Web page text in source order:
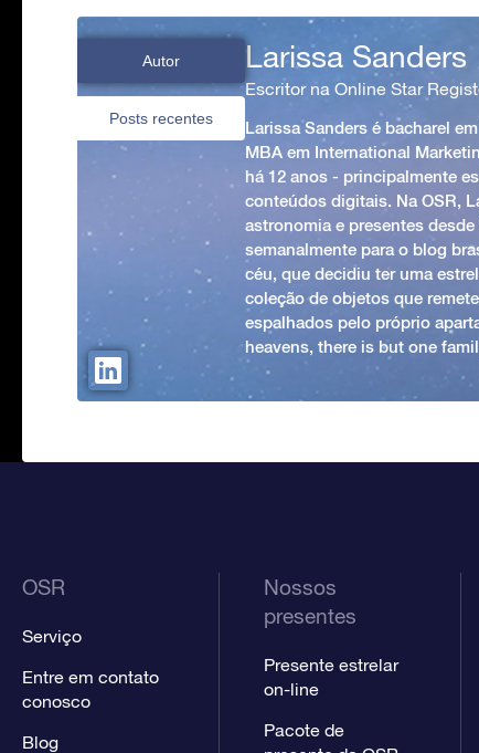
Autor
Posts recentes
Larissa Sanders
Escritor na Online Star
Larissa Sanders é bacharel
MBA em International
há 12 anos - principalmente
conteúdos digitais. Na OSR,
astronomia e presentes
semanalmente para o blog
céu, que decidiu ter uma
coleção de objetos que
espalhados pelo próprio
heavens, there is but one
OSR
Serviço
Entre em contato
conosco
Blog
Nossos
presentes
Presente estrelar
on-line
Pacote de